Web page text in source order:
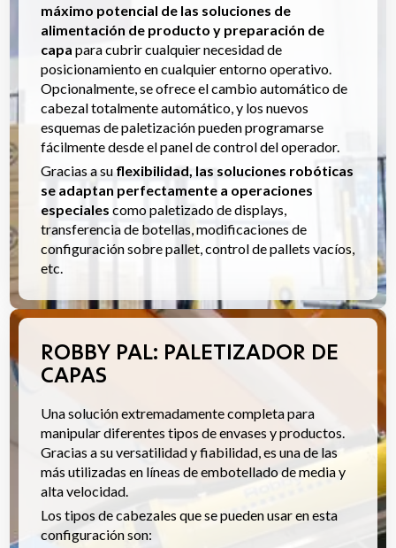
máximo potencial de las soluciones de
alimentación de producto y preparación de
capa para cubrir cualquier necesidad de
posicionamiento en cualquier entorno operativo.
Opcionalmente, se ofrece el cambio automático de
cabezal totalmente automático, y los nuevos
esquemas de paletización pueden programarse
fácilmente desde el panel de control del operador.
Gracias a su flexibilidad, las soluciones robóticas
se adaptan perfectamente a operaciones
especiales como paletizado de displays,
transferencia de botellas, modificaciones de
configuración sobre pallet, control de pallets vacíos,
etc.
ROBBY PAL: PALETIZADOR DE
CAPAS
Una solución extremadamente completa para
manipular diferentes tipos de envases y productos.
Gracias a su versatilidad y fiabilidad, es una de las
más utilizadas en líneas de embotellado de media y
alta velocidad.
Los tipos de cabezales que se pueden usar en esta
configuración son: